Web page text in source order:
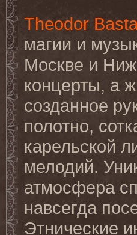
Theodor
магии и
Москве и
концерты, а
созданное
полотно,
карельской
мелодий.
атмосфера
навсегда
Этнические